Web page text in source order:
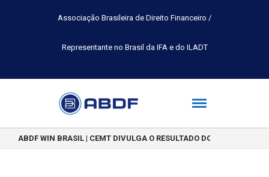
Associação Brasileira de Direito Financeiro /
Representante no Brasil da IFA e do ILADT
ABDF WIN BRASIL | CEMT DIVULGA O RESULTADO DO CONCURSO